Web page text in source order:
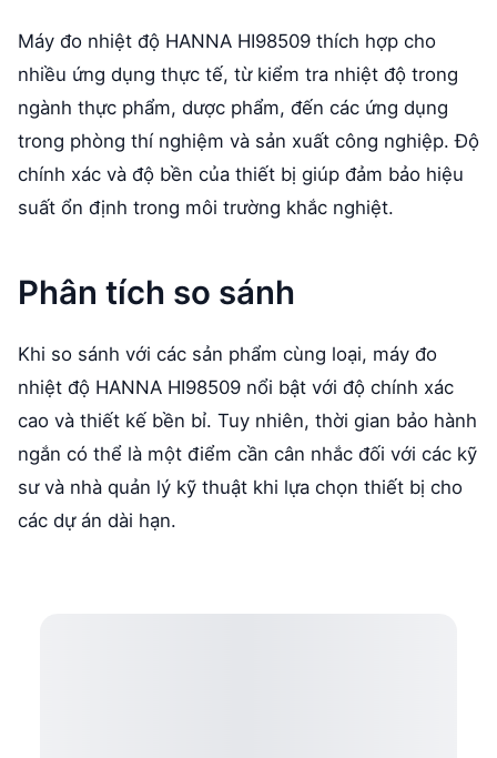
Máy đo nhiệt độ HANNA HI98509 thích hợp cho
nhiều ứng dụng thực tế, từ kiểm tra nhiệt độ trong
ngành thực phẩm, dược phẩm, đến các ứng dụng
trong phòng thí nghiệm và sản xuất công nghiệp. Độ
chính xác và độ bền của thiết bị giúp đảm bảo hiệu
suất ổn định trong môi trường khắc nghiệt.
Phân tích so sánh
Khi so sánh với các sản phẩm cùng loại, máy đo
nhiệt độ HANNA HI98509 nổi bật với độ chính xác
cao và thiết kế bền bỉ. Tuy nhiên, thời gian bảo hành
ngắn có thể là một điểm cần cân nhắc đối với các kỹ
sư và nhà quản lý kỹ thuật khi lựa chọn thiết bị cho
các dự án dài hạn.